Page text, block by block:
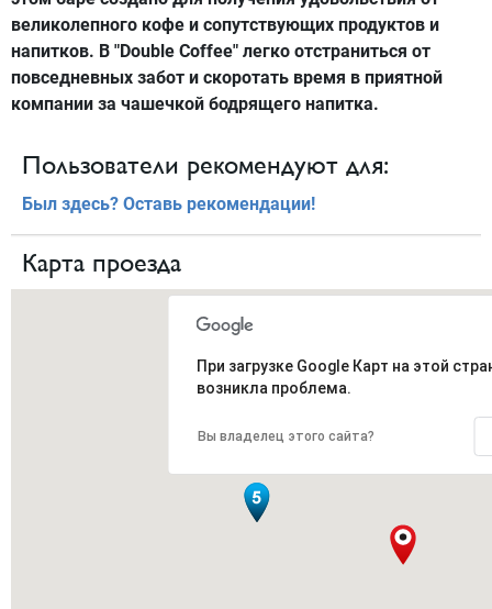
великолепного кофе и сопутствующих продуктов и
напитков. В "Double Coffee" легко отстраниться от
повседневных забот и скоротать время в приятной
компании за чашечкой бодрящего напитка.
Пользователи рекомендуют для:
Был здесь? Оставь рекомендации!
Карта проезда
При загрузке Google Карт на этой
возникла проблема.
Вы владелец этого сайта?